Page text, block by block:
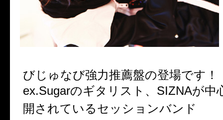
びじゅなび強力推薦盤の登場です！
ex.Sugarのギタリスト、SIZNAが中
開されているセッションバンド